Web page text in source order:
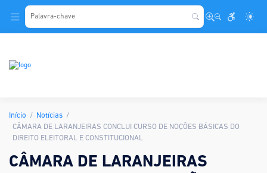
Início
Notícias
CÂMARA DE LARANJEIRAS CONCLUI CURSO DE NOÇÕES BÁSICAS DO
DIREITO ELEITORAL E CONSTITUCIONAL
CÂMARA DE LARANJEIRAS